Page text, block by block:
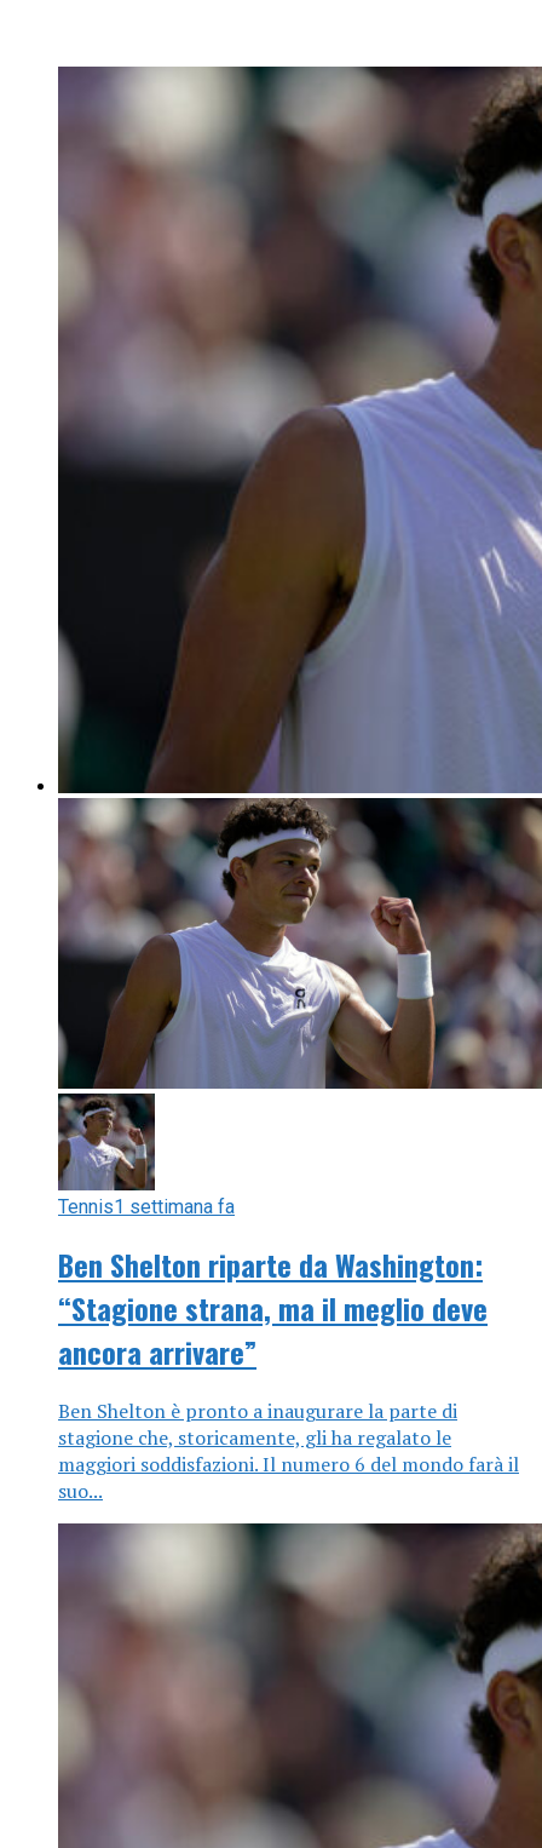
Tennis1 settimana fa
Ben Shelton riparte da Washington:
“Stagione strana, ma il meglio deve
ancora arrivare”
Ben Shelton è pronto a inaugurare la parte di
stagione che, storicamente, gli ha regalato le
maggiori soddisfazioni. Il numero 6 del mondo farà il
suo...